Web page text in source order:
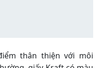
thân thiện với môi